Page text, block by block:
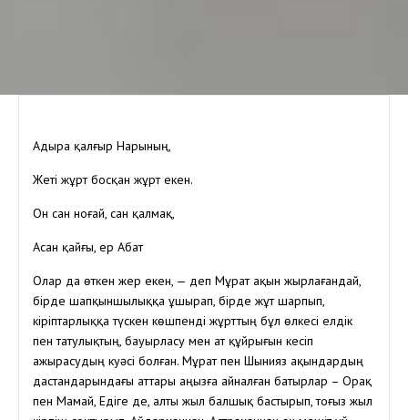
Адыра қалғыр Нарының,
Жеті жұрт босқан жұрт екен.
Он сан ноғай, сан қалмақ,
Асан қайғы, ер Абат
Олар да өткен жер екен, — деп Мұрат ақын жырлағандай,
бірде шапқыншылыққа ұшырап, бірде жұт шарпып,
кіріптарлыққа түскен көшпенді жұрттың бұл өлкесі елдік
пен татулықтың, бауырласу мен ат құйрығын кесіп
ажырасудың куәсі болған. Мұрат пен Шынияз ақындардың
дастандарындағы аттары аңызға айналған батырлар – Орақ
пен Мамай, Едіге де, алты жыл балшық бастырып, тоғыз жыл